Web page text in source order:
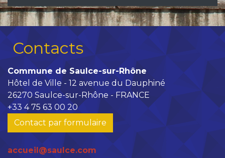
Contacts
Commune de Saulce-sur-Rhône
Hôtel de Ville - 12 avenue du Dauphiné
26270 Saulce-sur-Rhône - FRANCE
+33 4 75 63 00 20
Contact par formulaire
accueil@saulce.com